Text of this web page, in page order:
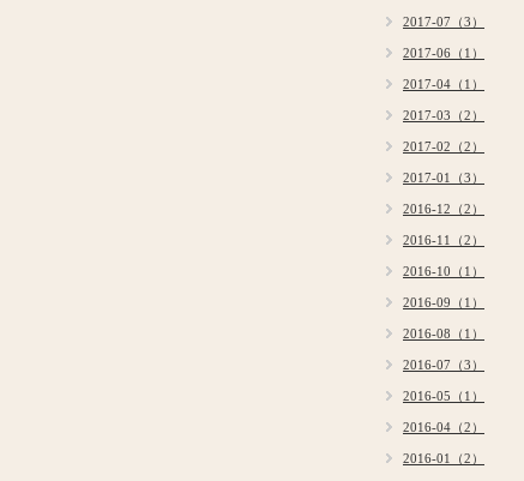
2017-07（3）
2017-06（1）
2017-04（1）
2017-03（2）
2017-02（2）
2017-01（3）
2016-12（2）
2016-11（2）
2016-10（1）
2016-09（1）
2016-08（1）
2016-07（3）
2016-05（1）
2016-04（2）
2016-01（2）